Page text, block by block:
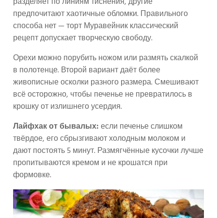
предпочитают хаотичные обломки. Правильного
способа нет — торт Муравейник классический
рецепт допускает творческую свободу.
Орехи можно порубить ножом или размять скалкой
в полотенце. Второй вариант даёт более
живописные осколки разного размера. Смешивают
всё осторожно, чтобы печенье не превратилось в
крошку от излишнего усердия.
Лайфхак от бывалых:если печенье слишком
твёрдое, его сбрызгивают холодным молоком и
дают постоять 5 минут. Размягчённые кусочки лучше
пропитываются кремом и не крошатся при
формовке.